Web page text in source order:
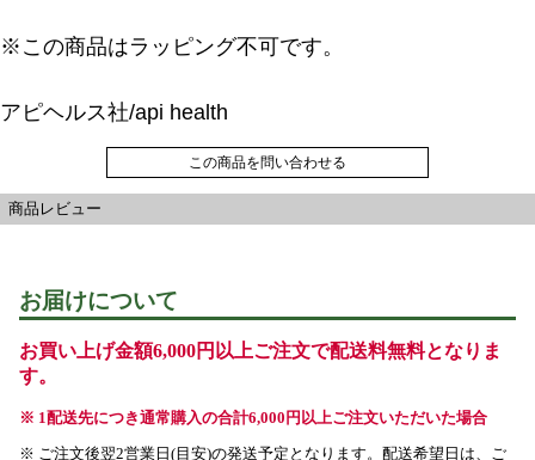
※この商品はラッピング不可です。
アピヘルス社/api health
この商品を問い合わせる
商品レビュー